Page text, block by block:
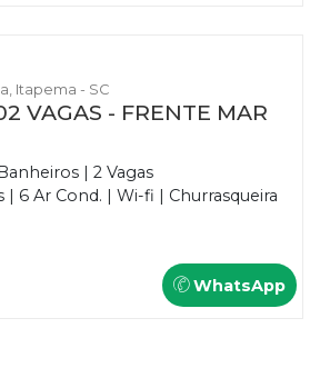
Itapema - SC
VAGAS - FRENTE MAR
| 2 Vagas
| 6 Ar Cond. | Wi-fi | Churrasqueira
WhatsApp